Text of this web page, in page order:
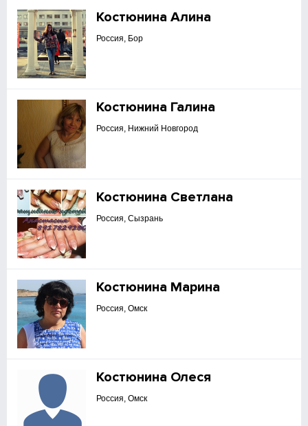
Костюнина Алина
Россия, Бор
Костюнина Галина
Россия, Нижний Новгород
Костюнина Светлана
Россия, Сызрань
Костюнина Марина
Россия, Омск
Костюнина Олеся
Россия, Омск